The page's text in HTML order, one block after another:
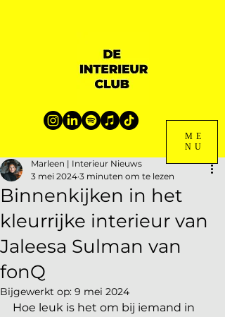
ME
NU
Binnenkijken in het
kleurrijke interieur van
Jaleesa Sulman van
fonQ
Marleen | Interieur Nieuws
3 mei 2024 3 minuten om te lezen
Bijgewerkt op: 9 mei 2024
Hoe leuk is het om bij iemand in